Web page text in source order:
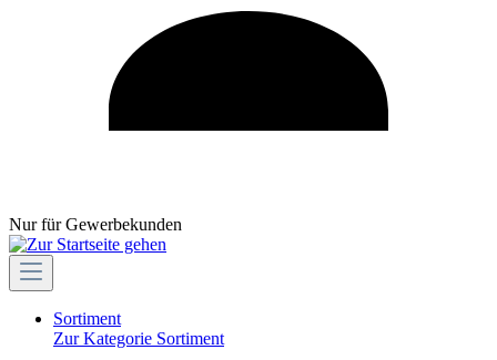
Nur für Gewerbekunden
Sortiment
Zur Kategorie Sortiment